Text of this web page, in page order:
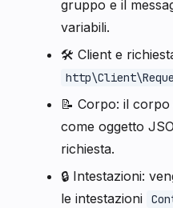
gruppo e il
variabili.
🛠️ Client e
📝 Corpo: il
come oggetto
richiesta.
🔒 Intestazioni:
le intestazioni